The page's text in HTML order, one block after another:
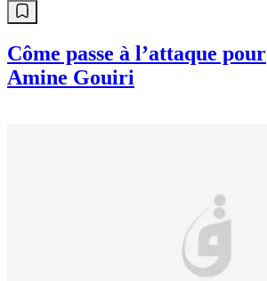
Côme passe à l’attaque pour
Amine Gouiri